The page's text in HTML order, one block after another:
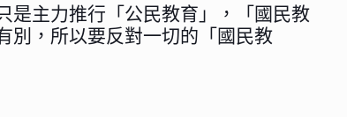
是主力推行「公民教育」，「國民教
別，所以要反對一切的「國民教